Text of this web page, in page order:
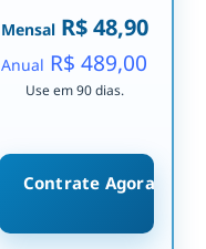
MensalR$ 48,90
Anual R$ 489,00
Use em 90 dias.
Contrate Agora